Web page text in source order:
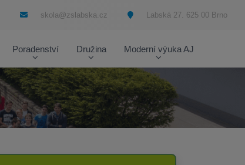
skola@zslabska.cz Labská 27. 625 00 Brno
Poradenství Družina Moderní výuka AJ